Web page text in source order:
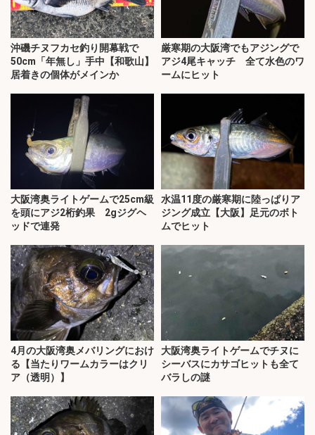
沖磯チヌフカセ釣り開幕戦で
50cm「年無し」手中【和歌山】
居着きの個体がメインか
厳寒期の大阪湾でもアジングで
アジ4尾キャッチ 全て水色のワ
ームにヒット
大阪湾奥ライトゲームで25cm級
を頭にアジ2桁釣果 2gジグヘ
ッドで連発
水温11度の厳寒期に陸っぱりア
ジング成立【大阪】足元のボト
ムでヒット
4月の大阪湾奥メバリングにおけ
る【当たりワームカラーはクリ
ア（透明）】
大阪湾奥ライトゲームでチヌに
シーバスにカサゴヒットも全て
バラしの謎